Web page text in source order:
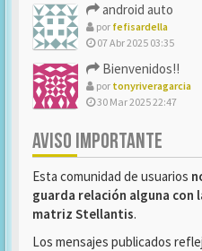
android auto
por fefisardella
07 Abr 2025 03:35
Bienvenidos!!
por tonyriveragarcia
30 Mar 2025 22:47
AVISO IMPORTANTE
Esta comunidad de usuarios
guarda relación alguna con
matriz Stellantis.
Los mensajes publicados